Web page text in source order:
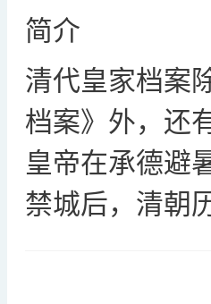
简介
清代皇家档案
档案》外，还
皇帝在承德避
禁城后，清朝